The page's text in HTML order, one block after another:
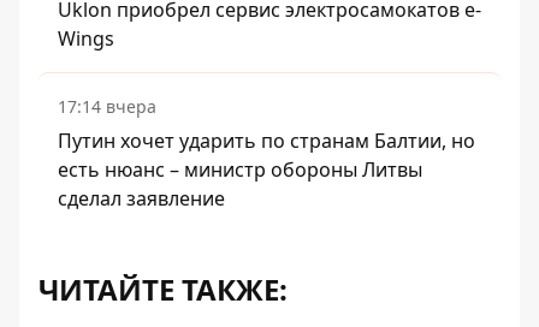
Uklon приобрел сервис электросамокатов e-
Wings
17:14 вчера
Путин хочет ударить по странам Балтии, но
есть нюанс – министр обороны Литвы
сделал заявление
ЧИТАЙТЕ ТАКЖЕ: